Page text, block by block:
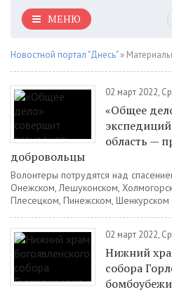
МЕНЮ
Новостной портал "Днесь"»
02 март 2022,
«Общее
область —
добровольцы
Волонтеры потрудятся над
Онежском, Лешуконском,
Плесецком, Пинежском, Шенкурском
02 март 2022,
Нижний
собора